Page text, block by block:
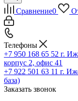
Сравнение0
Телефоны
+7 950 168 65 52 г.
корпус 2, офис 41
+7 922 501 63 11 г.
база)
Заказать звонок